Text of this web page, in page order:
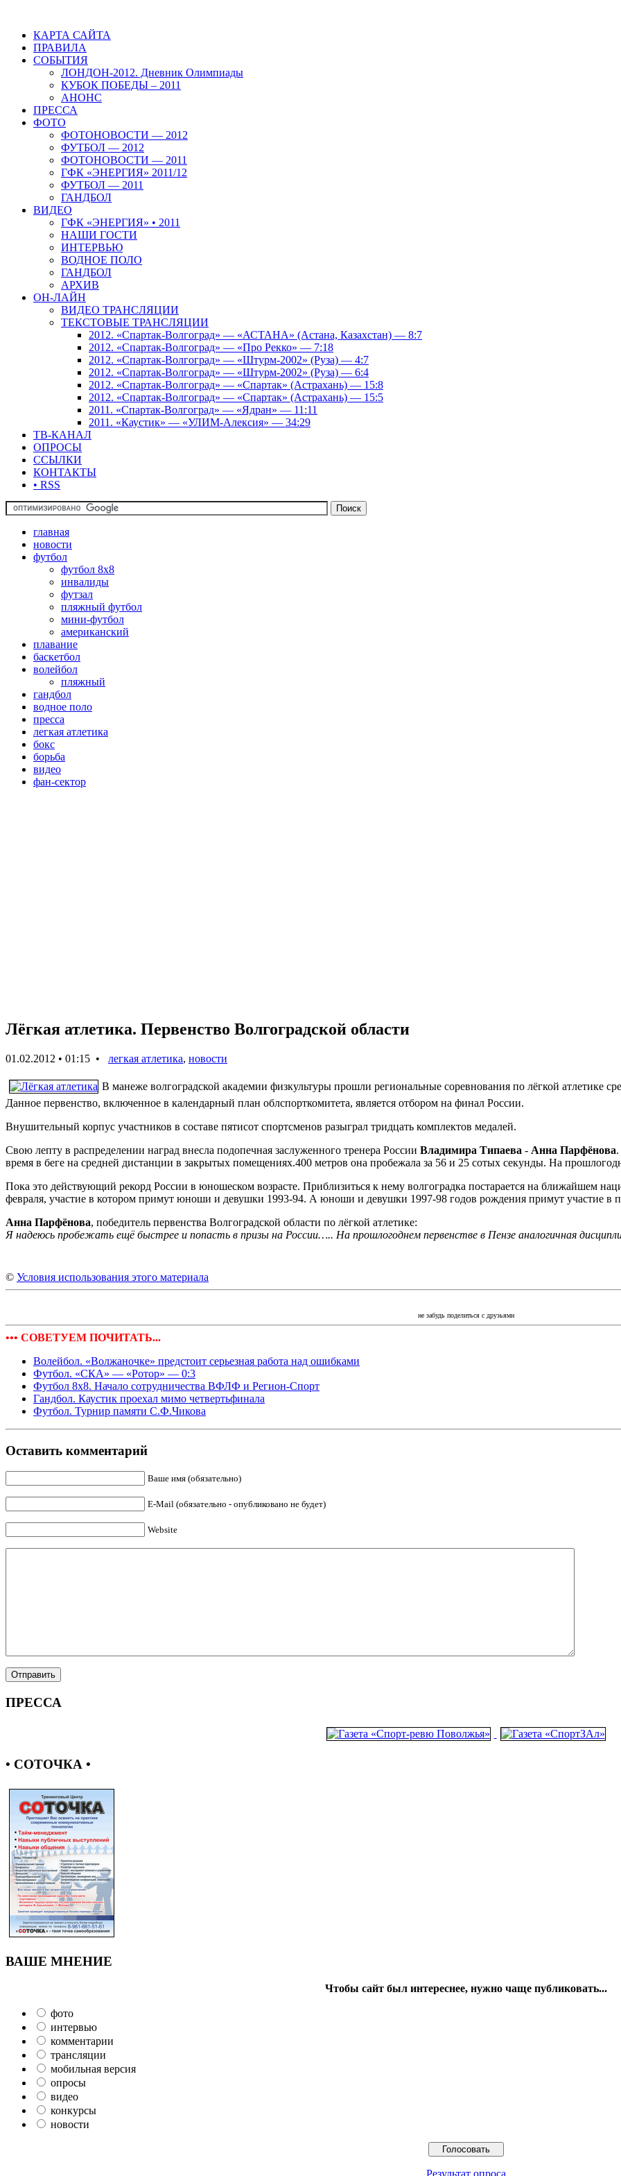
КАРТА САЙТА
ПРАВИЛА
СОБЫТИЯ
ЛОНДОН-2012. Дневник Олимпиады
КУБОК ПОБЕДЫ – 2011
АНОНС
ПРЕССА
ФОТО
ФОТОНОВОСТИ — 2012
ФУТБОЛ — 2012
ФОТОНОВОСТИ — 2011
ГФК «ЭНЕРГИЯ» 2011/12
ФУТБОЛ — 2011
ГАНДБОЛ
ВИДЕО
ГФК «ЭНЕРГИЯ» • 2011
НАШИ ГОСТИ
ИНТЕРВЬЮ
ВОДНОЕ ПОЛО
ГАНДБОЛ
АРХИВ
ОН-ЛАЙН
ВИДЕО ТРАНСЛЯЦИИ
ТЕКСТОВЫЕ ТРАНСЛЯЦИИ
2012. «Спартак-Волгоград» — «АСТАНА» (Астана, Казахстан) — 8:7
2012. «Спартак-Волгоград» — «Про Рекко» — 7:18
2012. «Спартак-Волгоград» — «Штурм-2002» (Руза) — 4:7
2012. «Спартак-Волгоград» — «Штурм-2002» (Руза) — 6:4
2012. «Спартак-Волгоград» — «Спартак» (Астрахань) — 15:8
2012. «Спартак-Волгоград» — «Спартак» (Астрахань) — 15:5
2011. «Спартак-Волгоград» — «Ядран» — 11:11
2011. «Каустик» — «УЛИМ-Алексия» — 34:29
ТВ-КАНАЛ
ОПРОСЫ
ССЫЛКИ
КОНТАКТЫ
• RSS
главная
новости
футбол
футбол 8х8
инвалиды
футзал
пляжный футбол
мини-футбол
американский
плавание
баскетбол
волейбол
пляжный
гандбол
водное поло
пресса
легкая атлетика
бокс
борьба
видео
фан-сектор
Лёгкая атлетика. Первенство Волгоградской области
01.02.2012 • 01:15 • легкая атлетика, новости
В манеже волгоградской академии физкультуры прошли региональные соревнования по лёгкой атлетике
Данное первенство, включенное в календарный план облспорткомитета, является отбором на финал России.
Внушительный корпус участников в составе пятисот спортсменов разыграл тридцать комплектов медалей.
Свою лепту в распределении наград внесла подопечная заслуженного тренера России Владимира Типаева - Анна Парфёнова
время в беге на средней дистанции в закрытых помещениях.400 метров она пробежала за 56 и 25 сотых секунды. На
Пока это действующий рекорд России в юношеском возрасте. Приблизиться к нему волгоградка постарается на ближайшем
февраля, участие в котором примут юноши и девушки 1993-94. А юноши и девушки 1997-98 годов рождения примут участие в
Анна Парфёнова, победитель первенства Волгоградской области по лёгкой атлетике:
Я надеюсь пробежать ещё быстрее и попасть в призы на России….. На прошлогоднем первенстве в Пензе аналогичная
© Условия использования этого материала
не забудь поделиться с друзьями
••• СОВЕТУЕМ ПОЧИТАТЬ...
Волейбол. «Волжаночке» предстоит серьезная работа над ошибками
Футбол. «СКА» — «Ротор» — 0:3
Футбол 8х8. Начало сотрудничества ВФЛФ и Регион-Спорт
Гандбол. Каустик проехал мимо четвертьфинала
Футбол. Турнир памяти С.Ф.Чикова
Оставить комментарий
Ваше имя (обязательно)
E-Mail (обязательно - опубликовано не будет)
Website
ПРЕССА
• СОТОЧКА •
ВАШЕ МНЕНИЕ
Чтобы сайт был интереснее, нужно чаще публиковать...
фото
интервью
комментарии
трансляции
мобильная версия
опросы
видео
конкурсы
новости
Результат опроса